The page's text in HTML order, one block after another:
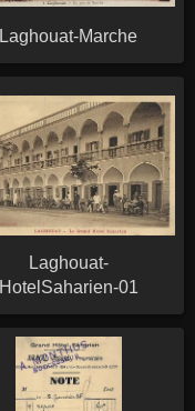
Laghouat-Marche
Laghouat-
HotelSaharien-01